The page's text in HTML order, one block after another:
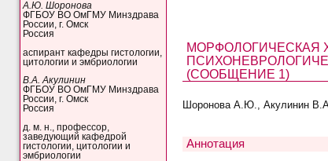
А.Ю. Шоронова
ФГБОУ ВО ОмГМУ Минздрава
России, г. Омск
Россия
аспирант кафедры гистологии,
цитологии и эмбриологии
В.А. Акулинин
ФГБОУ ВО ОмГМУ Минздрава
России, г. Омск
Россия
д. м. н., профессор,
заведующий кафедрой
гистологии, цитологии и
эмбриологии
МОРФОЛОГИЧЕСКАЯ
(СООБЩЕНИЕ 1)
Шоронова А.Ю., Акулинин
Аннотация